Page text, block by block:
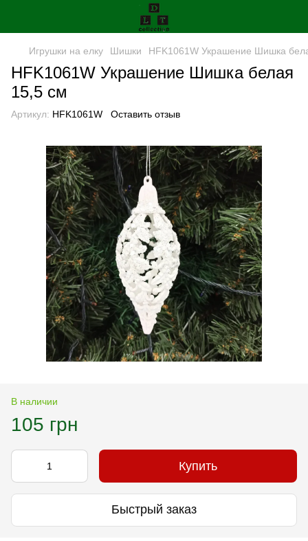
Игрушки на елку Шишки HFK1061W Украшение Шишка
HFK1061W Украшение Шишка белая
15,5 см
Артикул: HFK1061W Оставить отзыв
В наличии
105 грн
Купить
Быстрый заказ